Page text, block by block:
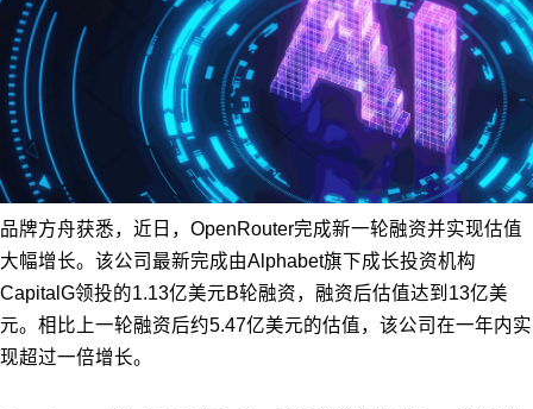
品牌方舟获悉，近日，OpenRouter完成新一轮融资并实现估值
大幅增长。该公司最新完成由Alphabet旗下成长投资机构
CapitalG领投的1.13亿美元B轮融资，融资后估值达到13亿美
元。相比上一轮融资后约5.47亿美元的估值，该公司在一年内实
现超过一倍增长。